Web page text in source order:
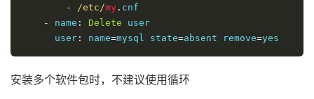
-
/etc/my . cnf
-
name : Delete user
      user
: name=mysql state=absent remove=yes
安装多个软件包时，不建议使用循环